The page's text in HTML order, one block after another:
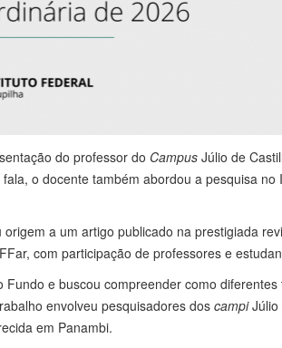
do professor do Campus Júlio de
o docente também abordou a pesquisa
a um artigo publicado na prestigiada
com participação de professores e
e buscou compreender como
envolveu pesquisadores dos campiJúlio
em Panambi.